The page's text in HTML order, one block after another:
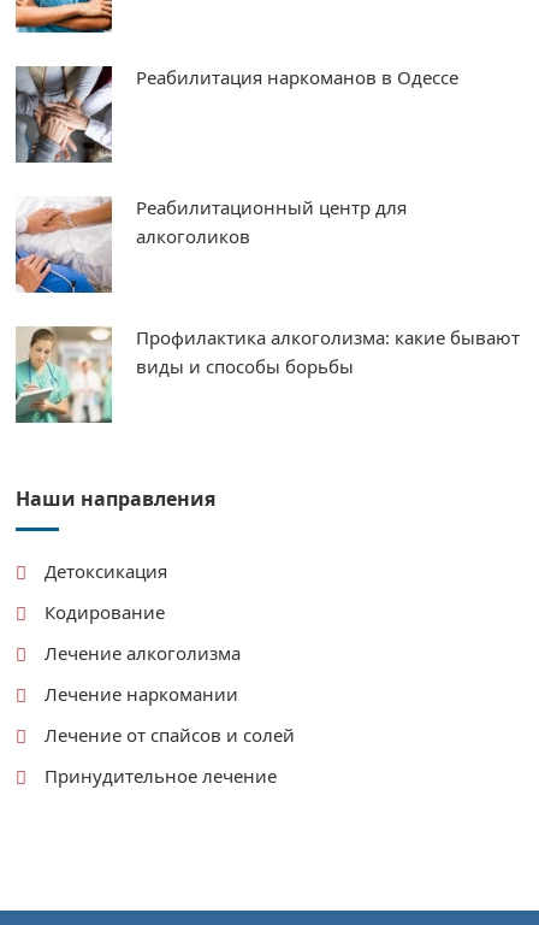
Реабилитация наркоманов в Одессе
Реабилитационный центр для
алкоголиков
Профилактика алкоголизма: какие бывают
виды и способы борьбы
Наши направления
Детоксикация
Кодирование
Лечение алкоголизма
Лечение наркомании
Лечение от спайсов и солей
Принудительное лечение